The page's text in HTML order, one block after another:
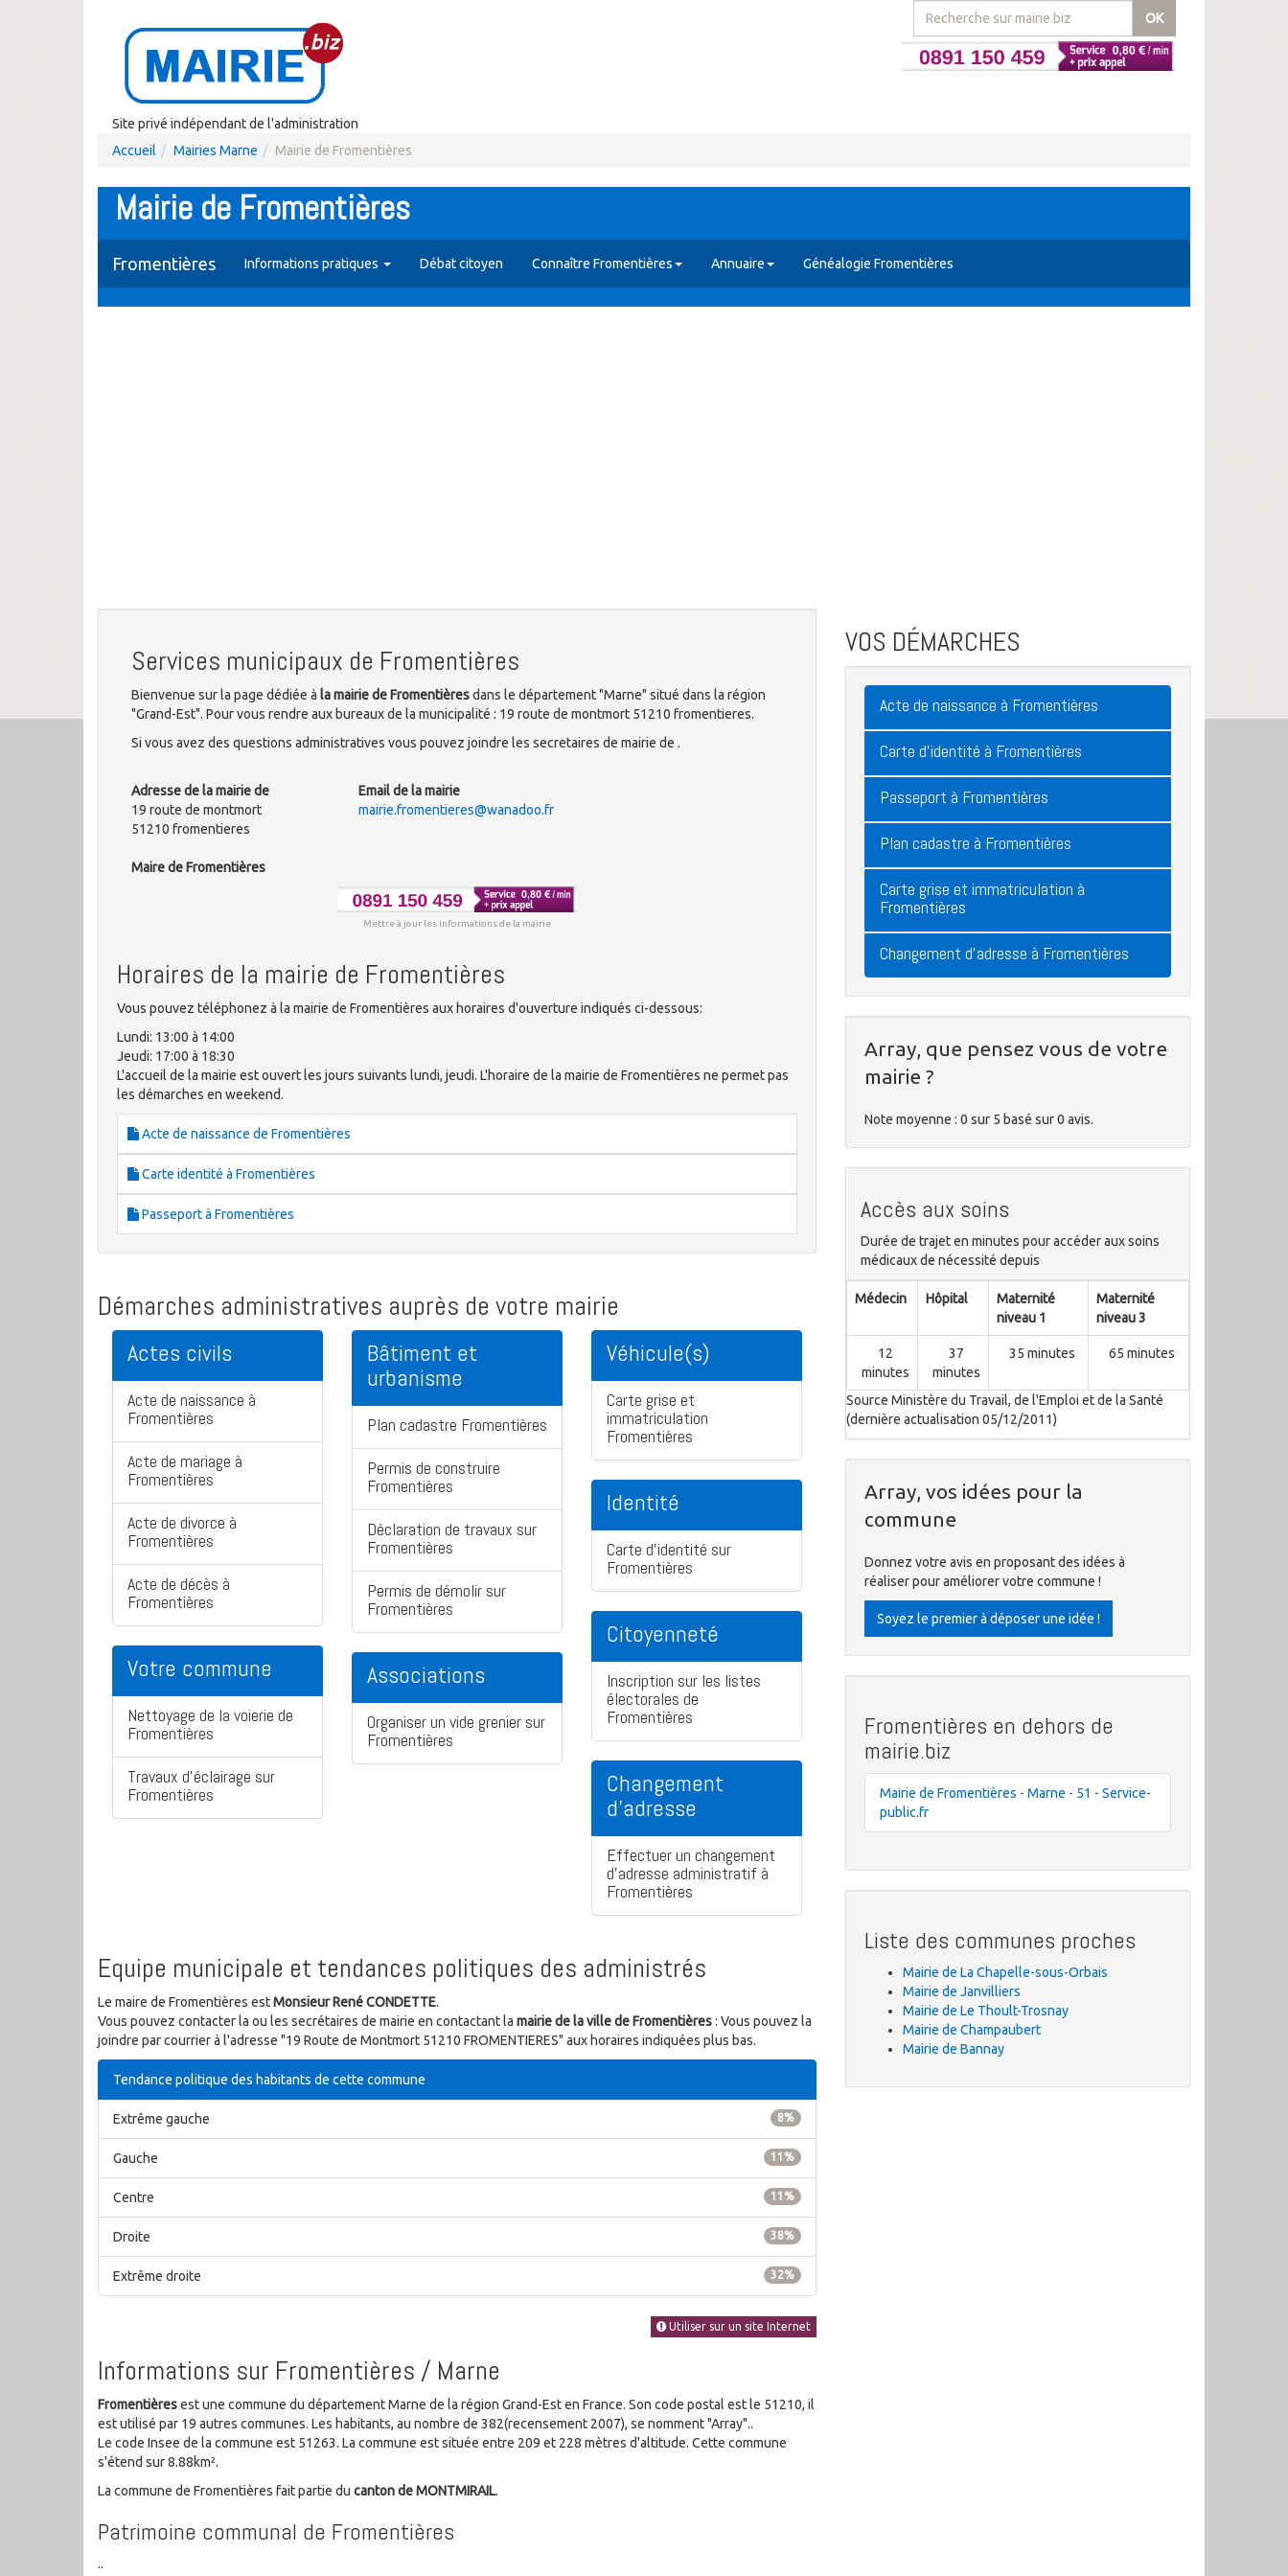
OK
Site privé indépendant de l'administration
Accueil
Mairies Marne Mairie de Fromentières
Mairie de Fromentières
Fromentières Informations pratiques Débat citoyen Connaître Fromentières Annuaire Généalogie Fromentières
Services municipaux de Fromentières
Bienvenue sur la page dédiée à la mairie de Fromentièresdans le département "Marne" situé dans la région
"Grand-Est". Pour vous rendre aux bureaux de la municipalité : 19 route de montmort 51210 fromentieres.
Si vous avez des questions administratives vous pouvez joindre les secretaires de mairie de .
Adresse de la mairie de
19 route de montmort
51210 fromentieres
Maire de Fromentières
Email de la mairie
mairie.fromentieres@wanadoo.fr
Mettre à jour les informations de la mairie
Horaires de la mairie de Fromentières
Vous pouvez téléphonez à la mairie de Fromentières aux horaires d'ouverture indiqués ci-dessous:
Lundi: 13:00 à 14:00
Jeudi: 17:00 à 18:30
L'accueil de la mairie est ouvert les jours suivants lundi, jeudi. L'horaire de la mairie de Fromentières ne permet pas
les démarches en weekend.
Acte de naissance de Fromentières
Carte identité à Fromentières
Passeport à Fromentières
Démarches administratives auprès de votre mairie
Actes civils
Acte de naissance à
Fromentières
Acte de mariage à
Fromentières
Acte de divorce à
Fromentières
Acte de décès à
Fromentières
Votre commune
Nettoyage de la voierie de
Fromentières
Travaux d'éclairage sur
Fromentières
Bâtiment et
urbanisme
Plan cadastre Fromentières
Permis de construire
Fromentières
Déclaration de travaux sur
Fromentières
Permis de démolir sur
Fromentières
Associations
Organiser un vide grenier sur
Fromentières
Véhicule(s)
Carte grise et
immatriculation
Fromentières
Identité
Carte d'identité sur
Fromentières
Citoyenneté
Inscription sur les listes
électorales de
Fromentières
Changement
d'adresse
Effectuer un changement
d'adresse administratif à
Fromentières
Equipe municipale et tendances politiques des administrés
Le maire de Fromentières estMonsieur René CONDETTE.
Vous pouvez contacter la ou les secrétaires de mairie en contactant la mairie de la ville de Fromentières: Vous pouvez la
joindre par courrier à l'adresse "19 Route de Montmort 51210 FROMENTIERES" aux horaires indiquées plus bas.
Tendance politique des habitants de cette commune
8%
Extrême gauche
11%
Gauche
11%
Centre
38%
Droite
32%
Extrême droite
Utiliser sur un site Internet
Informations sur Fromentières / Marne
Fromentièresest une commune du département Marne de la région Grand-Est en France. Son code postal est le 51210, il
est utilisé par 19 autres communes. Les habitants, au nombre de 382(recensement 2007), se nomment "Array"..
Le code Insee de la commune est 51263. La commune est située entre 209 et 228 mètres d'altitude. Cette commune
s'étend sur 8.88km².
La commune de Fromentières fait partie du canton de MONTMIRAIL.
Patrimoine communal de Fromentières
..
VOS DÉMARCHES
Acte de naissance à Fromentières
Carte d'identité à Fromentières
Passeport à Fromentières
Plan cadastre à Fromentières
Carte grise et immatriculation à
Fromentières
Changement d'adresse à Fromentières
Array, que pensez vous de votre
mairie ?
Note moyenne : 0 sur 5 basé sur0 avis.
Accès aux soins
Durée de trajet en minutes pour accéder aux soins
médicaux de nécessité depuis
Médecin Hôpital
Maternité
niveau 1
Maternité
niveau 3
12
minutes
37
minutes
35 minutes 65 minutes
Source Ministère du Travail, de l'Emploi et de la Santé
(dernière actualisation 05/12/2011)
Array, vos idées pour la
commune
Donnez votre avis en proposant des idées à
réaliser pour améliorer votre commune !
Soyez le premier à déposer une idée !
Fromentières en dehors de
mairie.biz
Mairie de Fromentières - Marne - 51 - Service-
public.fr
Liste des communes proches
Mairie de La Chapelle-sous-Orbais
Mairie de Janvilliers
Mairie de Le Thoult-Trosnay
Mairie de Champaubert
Mairie de Bannay